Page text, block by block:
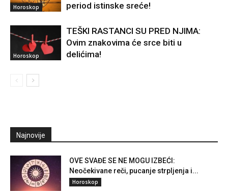
Horoskop
period istinske sreće!
Horoskop
TEŠKI RASTANCI SU PRED NJIMA:
Ovim znakovima će srce biti u
delićima!
Najnovije
OVE SVAĐE SE NE MOGU IZBEĆI:
Neočekivane reči, pucanje strpljenja i...
Horoskop